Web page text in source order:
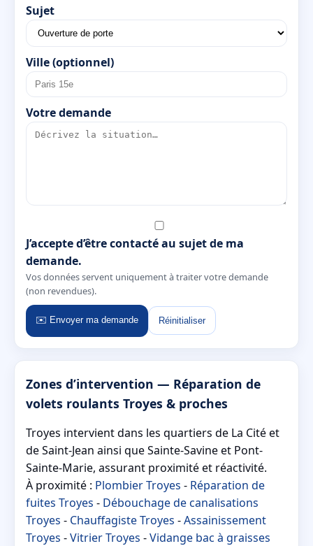
Sujet
Ville (optionnel)
Votre demande
J’accepte d’être contacté au sujet de ma
demande.
Vos données servent uniquement à traiter votre demande
(non revendues).
✉️ Envoyer ma demande Réinitialiser
Zones d’intervention — Réparation de
volets roulants Troyes & proches
Troyes intervient dans les quartiers de La Cité et
de Saint-Jean ainsi que Sainte-Savine et Pont-
Sainte-Marie, assurant proximité et réactivité.
À proximité : Plombier Troyes - Réparation de
fuites Troyes - Débouchage de canalisations
Troyes - Chauffagiste Troyes -Assainissement
Troyes -Vitrier Troyes -Vidange bac à graisses